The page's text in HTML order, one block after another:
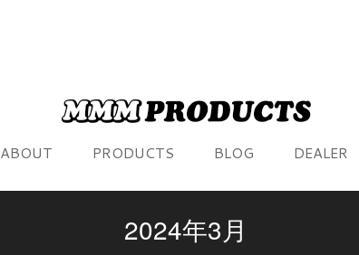
ABOUT PRODUCTS BLOG DEALER
2024年3月